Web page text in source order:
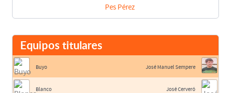
Pes Pérez
Equipos titulares
Buyo
Blanco
José Manuel Sempere
José Cerveró